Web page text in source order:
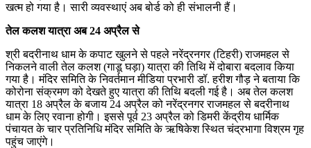
खत्म हो गया है। सारी व्यवस्थाएं अब बोर्ड को ही संभालनी हैं।
तेल कलश यात्रा अब 24 अप्रैल से
श्री बदरीनाथ धाम के कपाट खुलने से पहले नरेंद्रनगर (टिहरी) राजमहल से
निकलने वाली तेल कलश (गाडू घड़ा) यात्रा की तिथि में दोबारा बदलाव किया
गया है। मंदिर समिति के निवर्तमान मीडिया प्रभारी डॉ. हरीश गौड़ ने बताया कि
कोरोना संक्रमण को देखते हुए यात्रा की तिथि बदली गई है। अब तेल कलश
यात्रा 18 अप्रैल के बजाय 24 अप्रैल को नरेंद्रनगर राजमहल से बदरीनाथ
धाम के लिए रवाना होगी। इससे पूर्व 23 अप्रैल को डिमरी केंद्रीय धार्मिक
पंचायत के चार प्रतिनिधि मंदिर समिति के ऋषिकेश स्थित चंद्रभागा विश्रम गृह
पहुंच जाएंगे।